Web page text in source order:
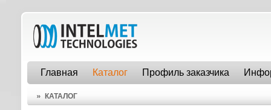
Главная Каталог Профиль заказчика
» КАТАЛОГ